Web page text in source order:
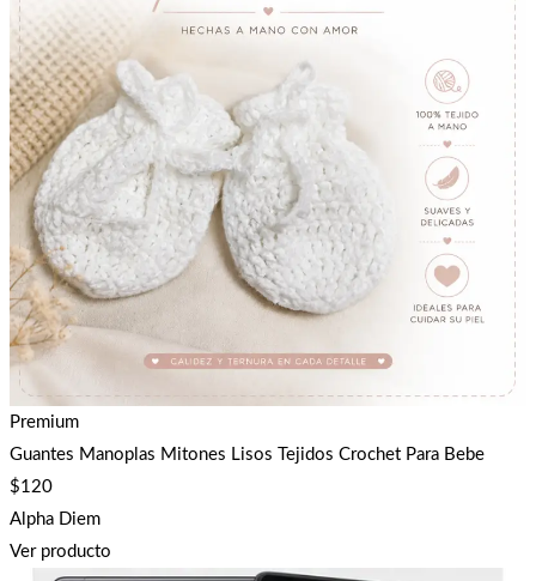
Premium
Guantes Manoplas Mitones Lisos Tejidos Crochet Para Bebe
$120
Alpha Diem
Ver producto